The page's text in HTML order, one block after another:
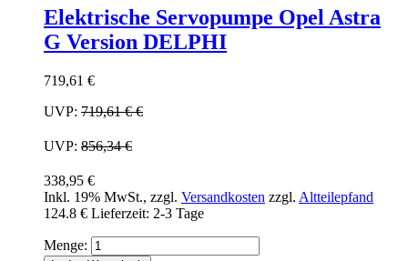
Elektrische Servopumpe Opel Astra
G Version DELPHI
719,61 €
UVP: 719,61 €€
UVP: 856,34 €
338,95 €
Inkl. 19% MwSt., zzgl. Versandkosten zzgl. Altteilepfand
124.8 € Lieferzeit: 2-3 Tage
Menge: